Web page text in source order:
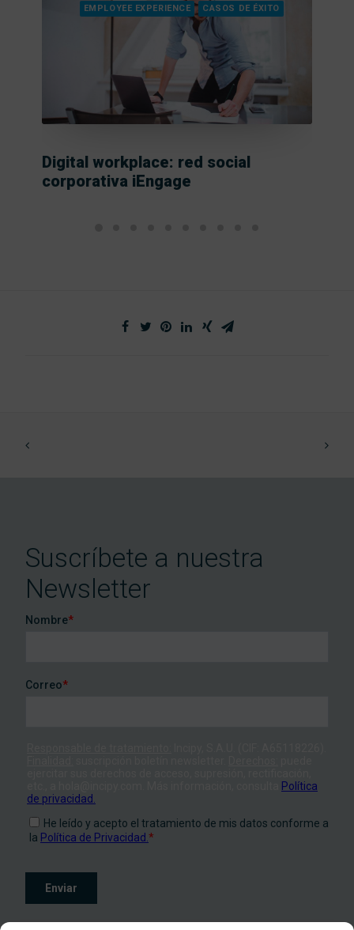
EMPLOYEE EXPERIENCE CASOS DE ÉXITO
Digital workplace: red social
corporativa iEngage
Suscríbete a nuestra
Newsletter